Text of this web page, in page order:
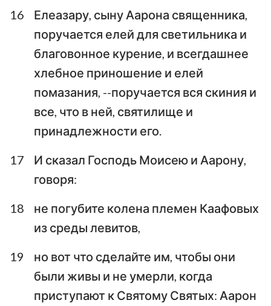
16
Елеазару, сыну Аарона священника,
поручается елей для светильника и
благовонное курение, и всегдашнее
хлебное приношение и елей
помазания, --поручается вся скиния и
все, что в ней, святилище и
принадлежности его.
17
И сказал Господь Моисею и Аарону,
говоря:
18
не погубите колена племен Каафовых
из среды левитов,
19
но вот что сделайте им, чтобы они
были живы и не умерли, когда
приступают к Святому Святых: Аарон